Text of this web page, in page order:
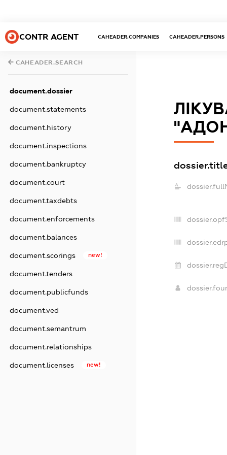
CONTR AGENT CAHEADER.COMPANIES CAHEADER.PERSONS
CAHEADER.SEARCH
document.dossier
document.statements
document.history
document.inspections
document.bankruptcy
document.court
document.taxdebts
document.enforcements
document.balances
document.scorings new!
document.tenders
document.publicfunds
document.ved
document.semantrum
document.relationships
document.licenses new!